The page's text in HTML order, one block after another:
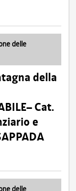
delle
della
Cat.
e
delle